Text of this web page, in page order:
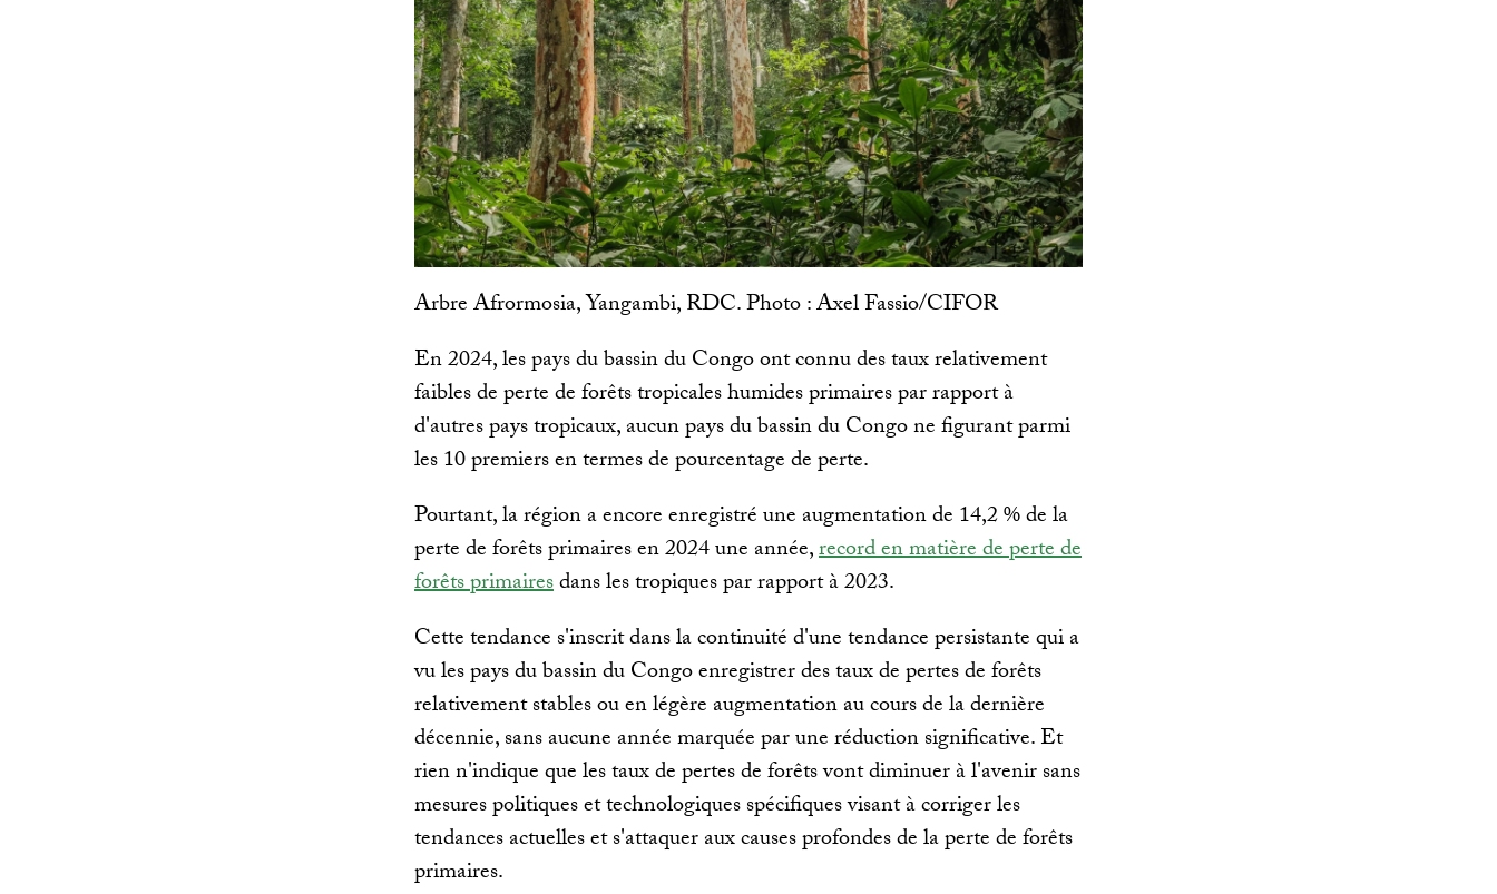
Arbre Afrormosia, Yangambi, RDC. Photo : Axel Fassio/CIFOR
En 2024, les pays du bassin du Congo ont connu des taux relativement
faibles de perte de forêts tropicales humides primaires par rapport à
d'autres pays tropicaux, aucun pays du bassin du Congo ne figurant parmi
les 10 premiers en termes de pourcentage de perte.
Pourtant, la région a encore enregistré une augmentation de 14,2 % de la
perte de forêts primaires en 2024 une année,record en matière de perte de
forêts primairesdans les tropiques par rapport à 2023.
Cette tendance s'inscrit dans la continuité d'une tendance persistante qui a
vu les pays du bassin du Congo enregistrer des taux de pertes de forêts
relativement stables ou en légère augmentation au cours de la dernière
décennie, sans aucune année marquée par une réduction significative. Et
rien n'indique que les taux de pertes de forêts vont diminuer à l'avenir sans
mesures politiques et technologiques spécifiques visant à corriger les
tendances actuelles et s'attaquer aux causes profondes de la perte de forêts
primaires.